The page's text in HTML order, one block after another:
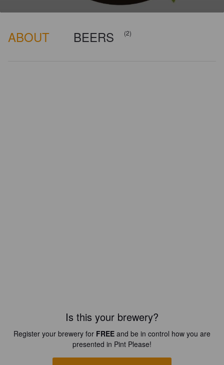
ABOUT BEERS (2)
Is this your brewery?
Register your brewery for FREE and be in control how you are
presented in Pint Please!